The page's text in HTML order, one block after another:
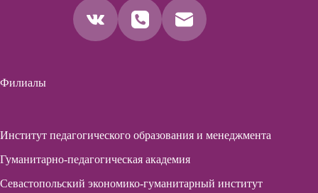
Экономическая
география
технологий
Готовность к
освоению
деятельности
Филология (Крымскотатарский язык.
Английский язык)
Филология (Крымскотатарский язык.
Английский язык)
Филиалы
Институт педагогического образования и менеджмента
Гуманитарно-педагогическая академия
Севастопольский экономико-гуманитарный институт